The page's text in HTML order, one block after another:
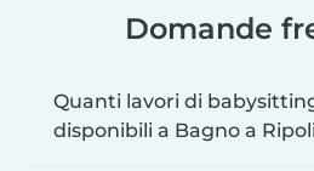
Domande
Quanti lavori di
disponibili a Bagno a